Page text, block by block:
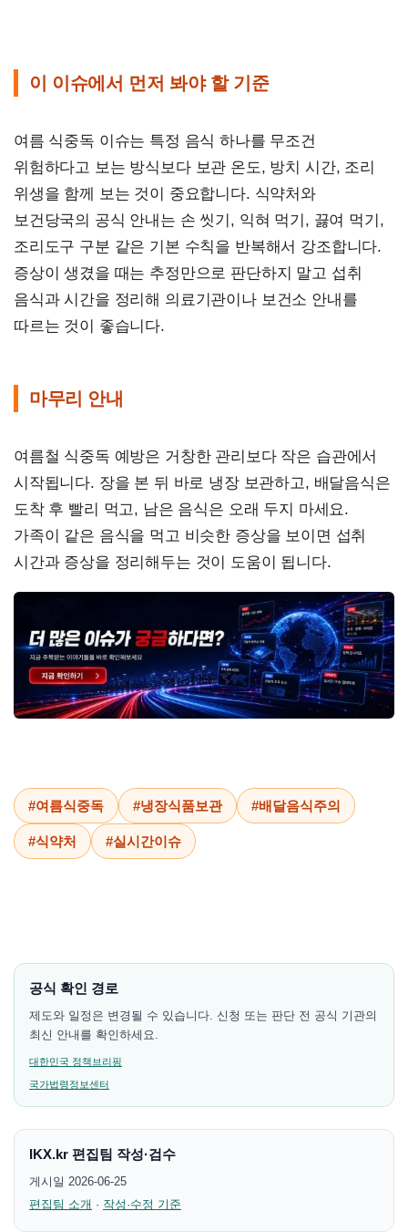
이 이슈에서 먼저 봐야 할 기준
여름 식중독 이슈는 특정 음식 하나를 무조건
위험하다고 보는 방식보다 보관 온도, 방치 시간, 조리
위생을 함께 보는 것이 중요합니다. 식약처와
보건당국의 공식 안내는 손 씻기, 익혀 먹기, 끓여 먹기,
조리도구 구분 같은 기본 수칙을 반복해서 강조합니다.
증상이 생겼을 때는 추정만으로 판단하지 말고 섭취
음식과 시간을 정리해 의료기관이나 보건소 안내를
따르는 것이 좋습니다.
마무리 안내
여름철 식중독 예방은 거창한 관리보다 작은 습관에서
시작됩니다. 장을 본 뒤 바로 냉장 보관하고, 배달음식은
도착 후 빨리 먹고, 남은 음식은 오래 두지 마세요.
가족이 같은 음식을 먹고 비슷한 증상을 보이면 섭취
시간과 증상을 정리해두는 것이 도움이 됩니다.
#여름식중독 #냉장식품보관 #배달음식주의
#식약처 #실시간이슈
공식 확인 경로
제도와 일정은 변경될 수 있습니다. 신청 또는 판단 전 공식 기관의
최신 안내를 확인하세요.
대한민국 정책브리핑
국가법령정보센터
IKX.kr 편집팀 작성·검수
게시일 2026-06-25
편집팀 소개 · 작성·수정 기준